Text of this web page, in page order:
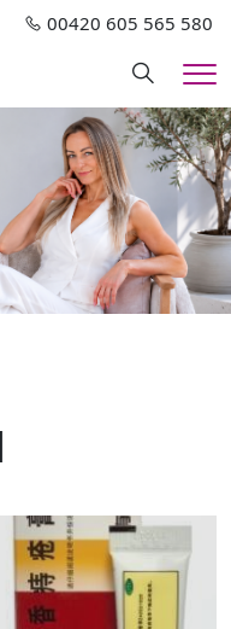
00420 605 565 580
Hledání